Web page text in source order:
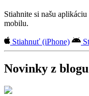
Stiahnite si našu
mobilu.
Stiahnuť (iPhone)
Novinky z blogu